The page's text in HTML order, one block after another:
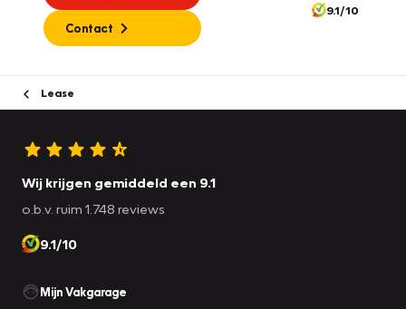
Contact
9.1/10
Lease
Wij krijgen gemiddeld een 9.1
o.b.v. ruim 1.748 reviews
9.1/10
Mijn Vakgarage